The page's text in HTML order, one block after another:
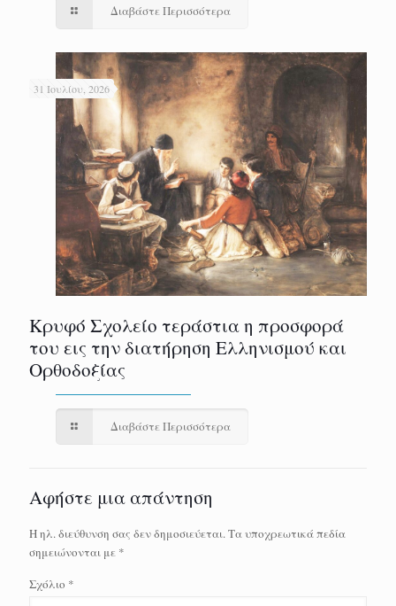
Διαβάστε Περισσότερα
31 Ιουλίου, 2026
Κρυφό Σχολείο τεράστια η προσφορά
του εις την διατήρηση Ελληνισμού και
Ορθοδοξίας
Διαβάστε Περισσότερα
Αφήστε μια απάντηση
Η ηλ. διεύθυνση σας δεν δημοσιεύεται.Τα υποχρεωτικά πεδία
σημειώνονται με *
Σχόλιο *